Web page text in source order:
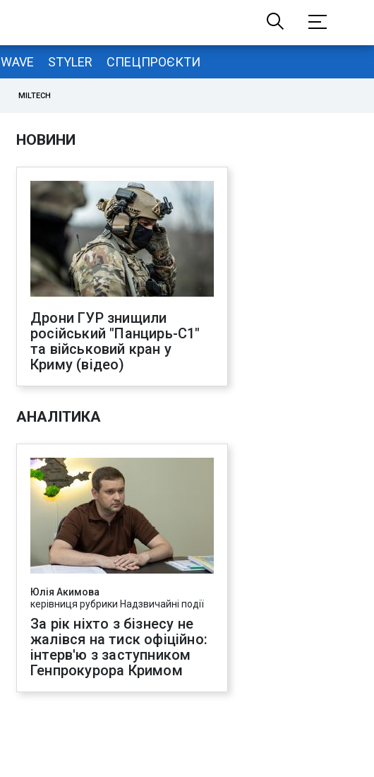
WAVE STYLER СПЕЦПРОЄКТИ
MILTECH
НОВИНИ
Дрони ГУР знищили
російський "Панцирь-С1"
та військовий кран у
Криму (відео)
АНАЛІТИКА
Юлія Акимова
керівниця рубрики Надзвичайні події
За рік ніхто з бізнесу не
жалівся на тиск офіційно:
інтерв'ю з заступником
Генпрокурора Кримом